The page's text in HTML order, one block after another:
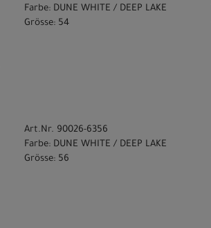
Farbe: DUNE WHITE / DEEP LAKE
Grösse: 54
Art.Nr. 90026-6356
Farbe: DUNE WHITE / DEEP LAKE
Grösse: 56